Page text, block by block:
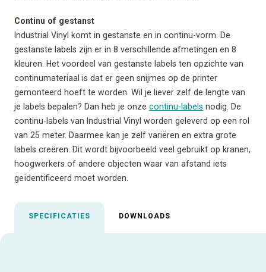
Continu of gestanst
Industrial Vinyl komt in gestanste en in continu-vorm. De
gestanste labels zijn er in 8 verschillende afmetingen en 8
kleuren. Het voordeel van gestanste labels ten opzichte van
continumateriaal is dat er geen snijmes op de printer
gemonteerd hoeft te worden. Wil je liever zelf de lengte van
je labels bepalen? Dan heb je onze continu-labels nodig. De
continu-labels van Industrial Vinyl worden geleverd op een rol
van 25 meter. Daarmee kan je zelf variëren en extra grote
labels creëren. Dit wordt bijvoorbeeld veel gebruikt op kranen,
hoogwerkers of andere objecten waar van afstand iets
geïdentificeerd moet worden.
SPECIFICATIES DOWNLOADS